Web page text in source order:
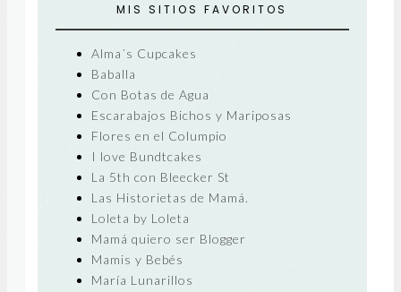
MIS SITIOS FAVORITOS
Alma´s Cupcakes
Baballa
Con Botas de Agua
Escarabajos Bichos y Mariposas
Flores en el Columpio
I love Bundtcakes
La 5th con Bleecker St
Las Historietas de Mamá.
Loleta by Loleta
Mamá quiero ser Blogger
Mamis y Bebés
María Lunarillos